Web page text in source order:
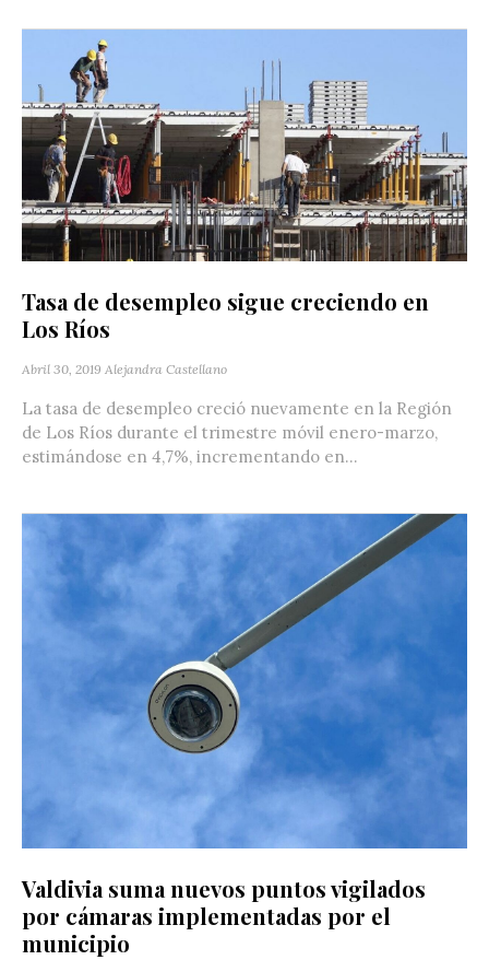
Tasa de desempleo sigue creciendo en
Los Ríos
Abril 30, 2019 Alejandra Castellano
La tasa de desempleo creció nuevamente en la Región
de Los Ríos durante el trimestre móvil enero-marzo,
estimándose en 4,7%, incrementando en...
Valdivia suma nuevos puntos vigilados
por cámaras implementadas por el
municipio